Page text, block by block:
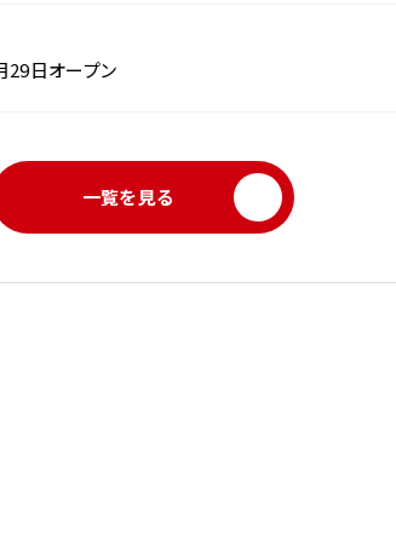
29日オープン
一覧を見る